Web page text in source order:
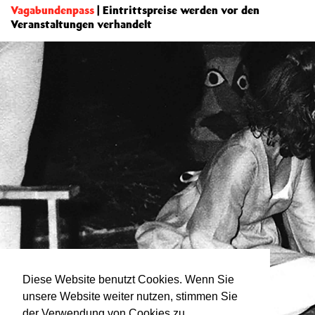
Diese Website benutzt Cookies. Wenn Sie
unsere Website weiter nutzen, stimmen Sie
Vagabundenpass | Eintrittspreise werden vor den
Veranstaltungen verhandelt